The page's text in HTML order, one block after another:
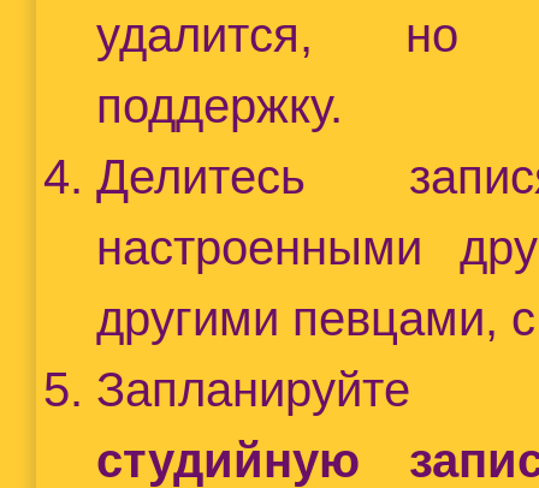
удалится, но
поддержку.
Делитесь
настроенными
другими певцами,
студийную